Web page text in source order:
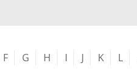
F G H I J K L